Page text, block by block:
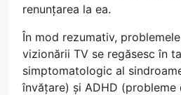
renunțarea la ea.
În mod rezumativ,
vizionării TV se regăsesc în
simptomatologic al
învățare) și ADHD (probleme